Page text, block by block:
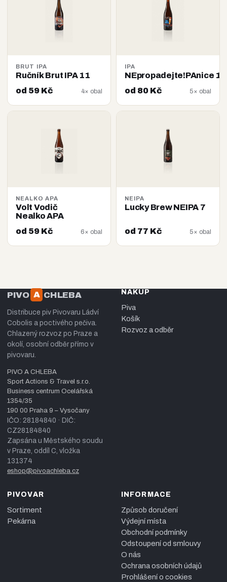
BRUT IPA
Ručník Brut IPA 11
od 59 Kč
4× obal
IPA
NEpropadejte!PAnice 14
od 80 Kč
5× obal
NEALKO APA
Volt Vodič
Nealko APA
od 59 Kč
6× obal
NEIPA
Lucky Brew NEIPA 7
od 77 Kč 5× obal
PIVO A CHLEBA
Distribuce piv Pivovaru Ládví
Cobolis a poctivého pečiva.
Chlazený rozvoz po Praze a
okolí, osobní odběr přímo v
pivovaru.
PIVO A CHLEBA
Sport Actions & Travel s.r.o.
Business centrum Ocelářská
1354/35
190 00 Praha 9 – Vysočany
IČO: 28184840 · DIČ:
CZ28184840
Zapsána u Městského soudu
v Praze, oddíl C, vložka
131374
eshop@pivoachleba.cz
NÁKUP
Piva
Košík
Rozvoz a odběr
PIVOVAR
Sortiment
Pekárna
INFORMACE
Způsob doručení
Výdejní místa
Obchodní podmínky
Odstoupení od smlouvy
O nás
Ochrana osobních údajů
Prohlášení o cookies